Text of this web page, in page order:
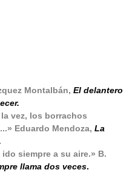
Montalbán, El delantero
vez, los borrachos
Eduardo Mendoza, La
siempre a su aire.» B.
llama dos veces.